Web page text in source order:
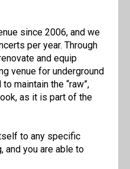
since 2006, and we
per year. Through
and equip
venue for underground
maintain the “raw”,
as it is part of the
to any specific
and you are able to